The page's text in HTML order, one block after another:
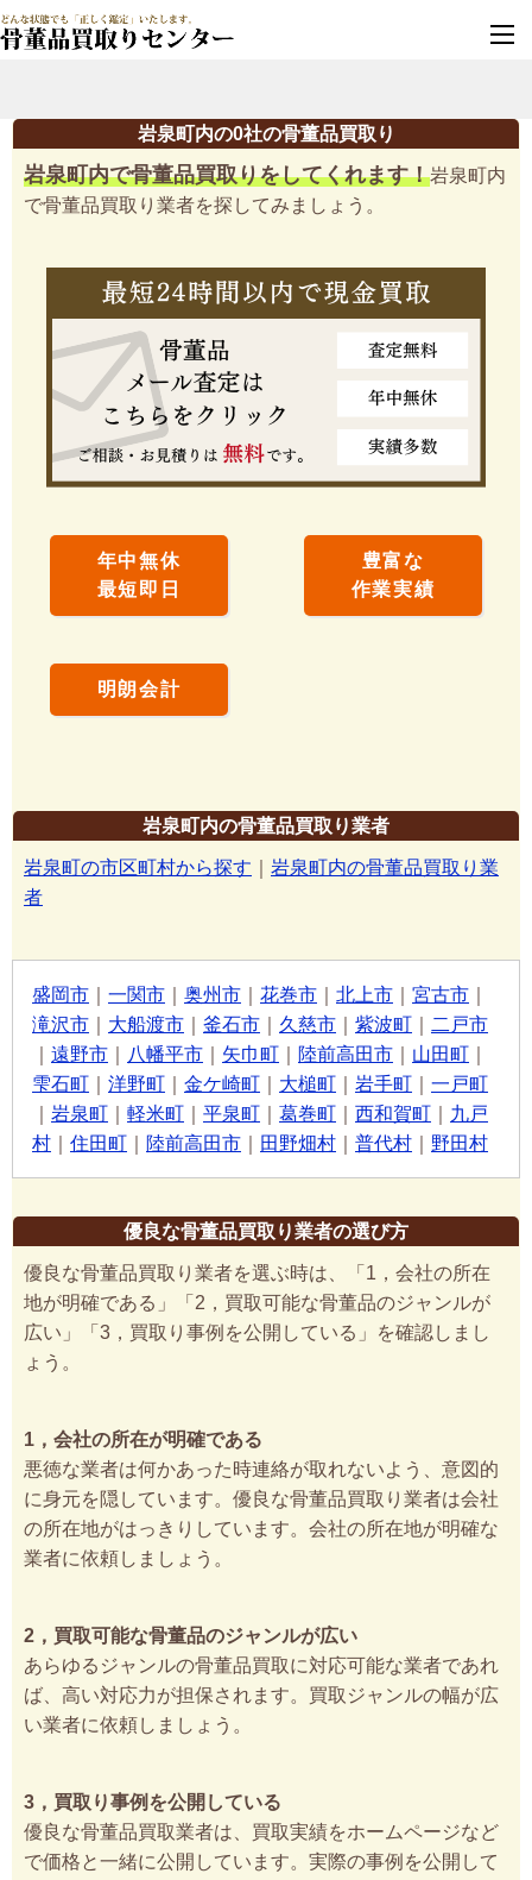
岩泉町内の0社の骨董品買取り
岩泉町内で骨董品買取りをしてくれます！岩泉町内
で骨董品買取り業者を探してみましょう。
年中無休
最短即日
豊富な
作業実績
明朗会計
岩泉町内の骨董品買取り業者
岩泉町の市区町村から探す
岩泉町内の骨董品買取り業
者
盛岡市 一関市 奥州市 花巻市 北上市 宮古市
滝沢市
大船渡市 釜石市 久慈市 紫波町
二戸市
遠野市 八幡平市 矢巾町 陸前高田市 山田町
雫石町
洋野町 金ケ崎町 大槌町 岩手町
一戸町
岩泉町 軽米町 平泉町 葛巻町 西和賀町
九戸
村
住田町 陸前高田市 田野畑村 普代村 野田村
優良な骨董品買取り業者の選び方
優良な骨董品買取り業者を選ぶ時は、「1，会社の所在
地が明確である」「2，買取可能な骨董品のジャンルが
広い」「3，買取り事例を公開している」を確認しまし
ょう。
1，会社の所在が明確である
悪徳な業者は何かあった時連絡が取れないよう、意図的
に身元を隠しています。優良な骨董品買取り業者は会社
の所在地がはっきりしています。会社の所在地が明確な
業者に依頼しましょう。
2，買取可能な骨董品のジャンルが広い
あらゆるジャンルの骨董品買取に対応可能な業者であれ
ば、高い対応力が担保されます。買取ジャンルの幅が広
い業者に依頼しましょう。
3，買取り事例を公開している
優良な骨董品買取業者は、買取実績をホームページなど
で価格と一緒に公開しています。実際の事例を公開して